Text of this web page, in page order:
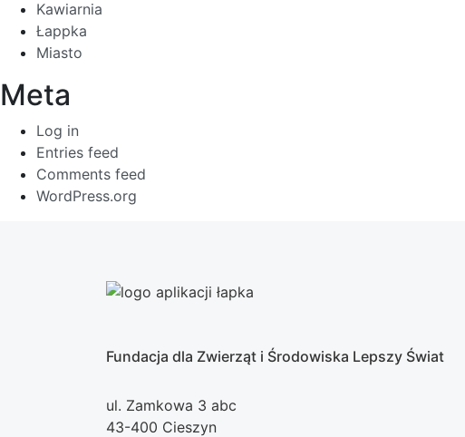
Kawiarnia
Łappka
Miasto
Meta
Log in
Entries feed
Comments feed
WordPress.org
Fundacja dla Zwierząt i Środowiska Lepszy Świat
ul. Zamkowa 3 abc
43-400 Cieszyn